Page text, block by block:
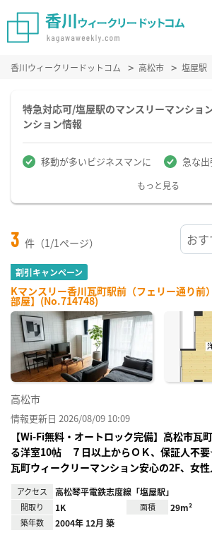
香川ウィークリードットコム 高松市 塩屋駅
特急対応可/塩屋駅のマンスリーマンショ
ンション情報
移動が多いビジネスマンに 急な
もっと見る
3 件（1/1ページ）
割引キャンペーン
Kマンスリー香川瓦町駅前（フェリー通り前
部屋】(No.714748)
高松市
情報更新日 2026/08/09 10:09
【Wi-Fi無料・オートロック完備】高松市瓦
る洋室10帖 ７日以上からＯＫ、保証人不
瓦町ウィークリーマンション安心の2F、女
アクセス 高松琴平電鉄志度線「塩屋駅」
間取り 1K 面積 29m²
築年数 2004年 12月 築